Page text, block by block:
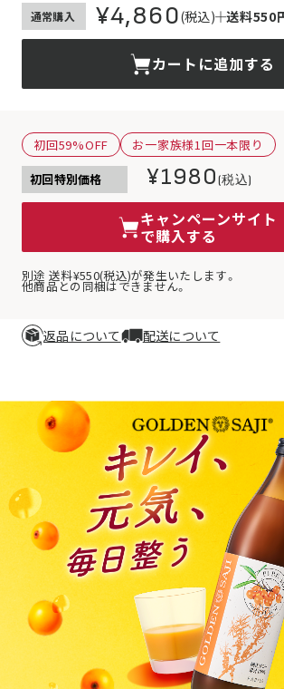
通常購入 ¥4,860(税込) 送料550
カートに追加する
初回59%OFF
お一家族様1回一本限り
初回特別価格
¥1980(税込)
キャンペーンサイト
で購入する
別途 送料¥550(税込)が発生いたします。
他商品との同梱はできません。
返品について 配送について